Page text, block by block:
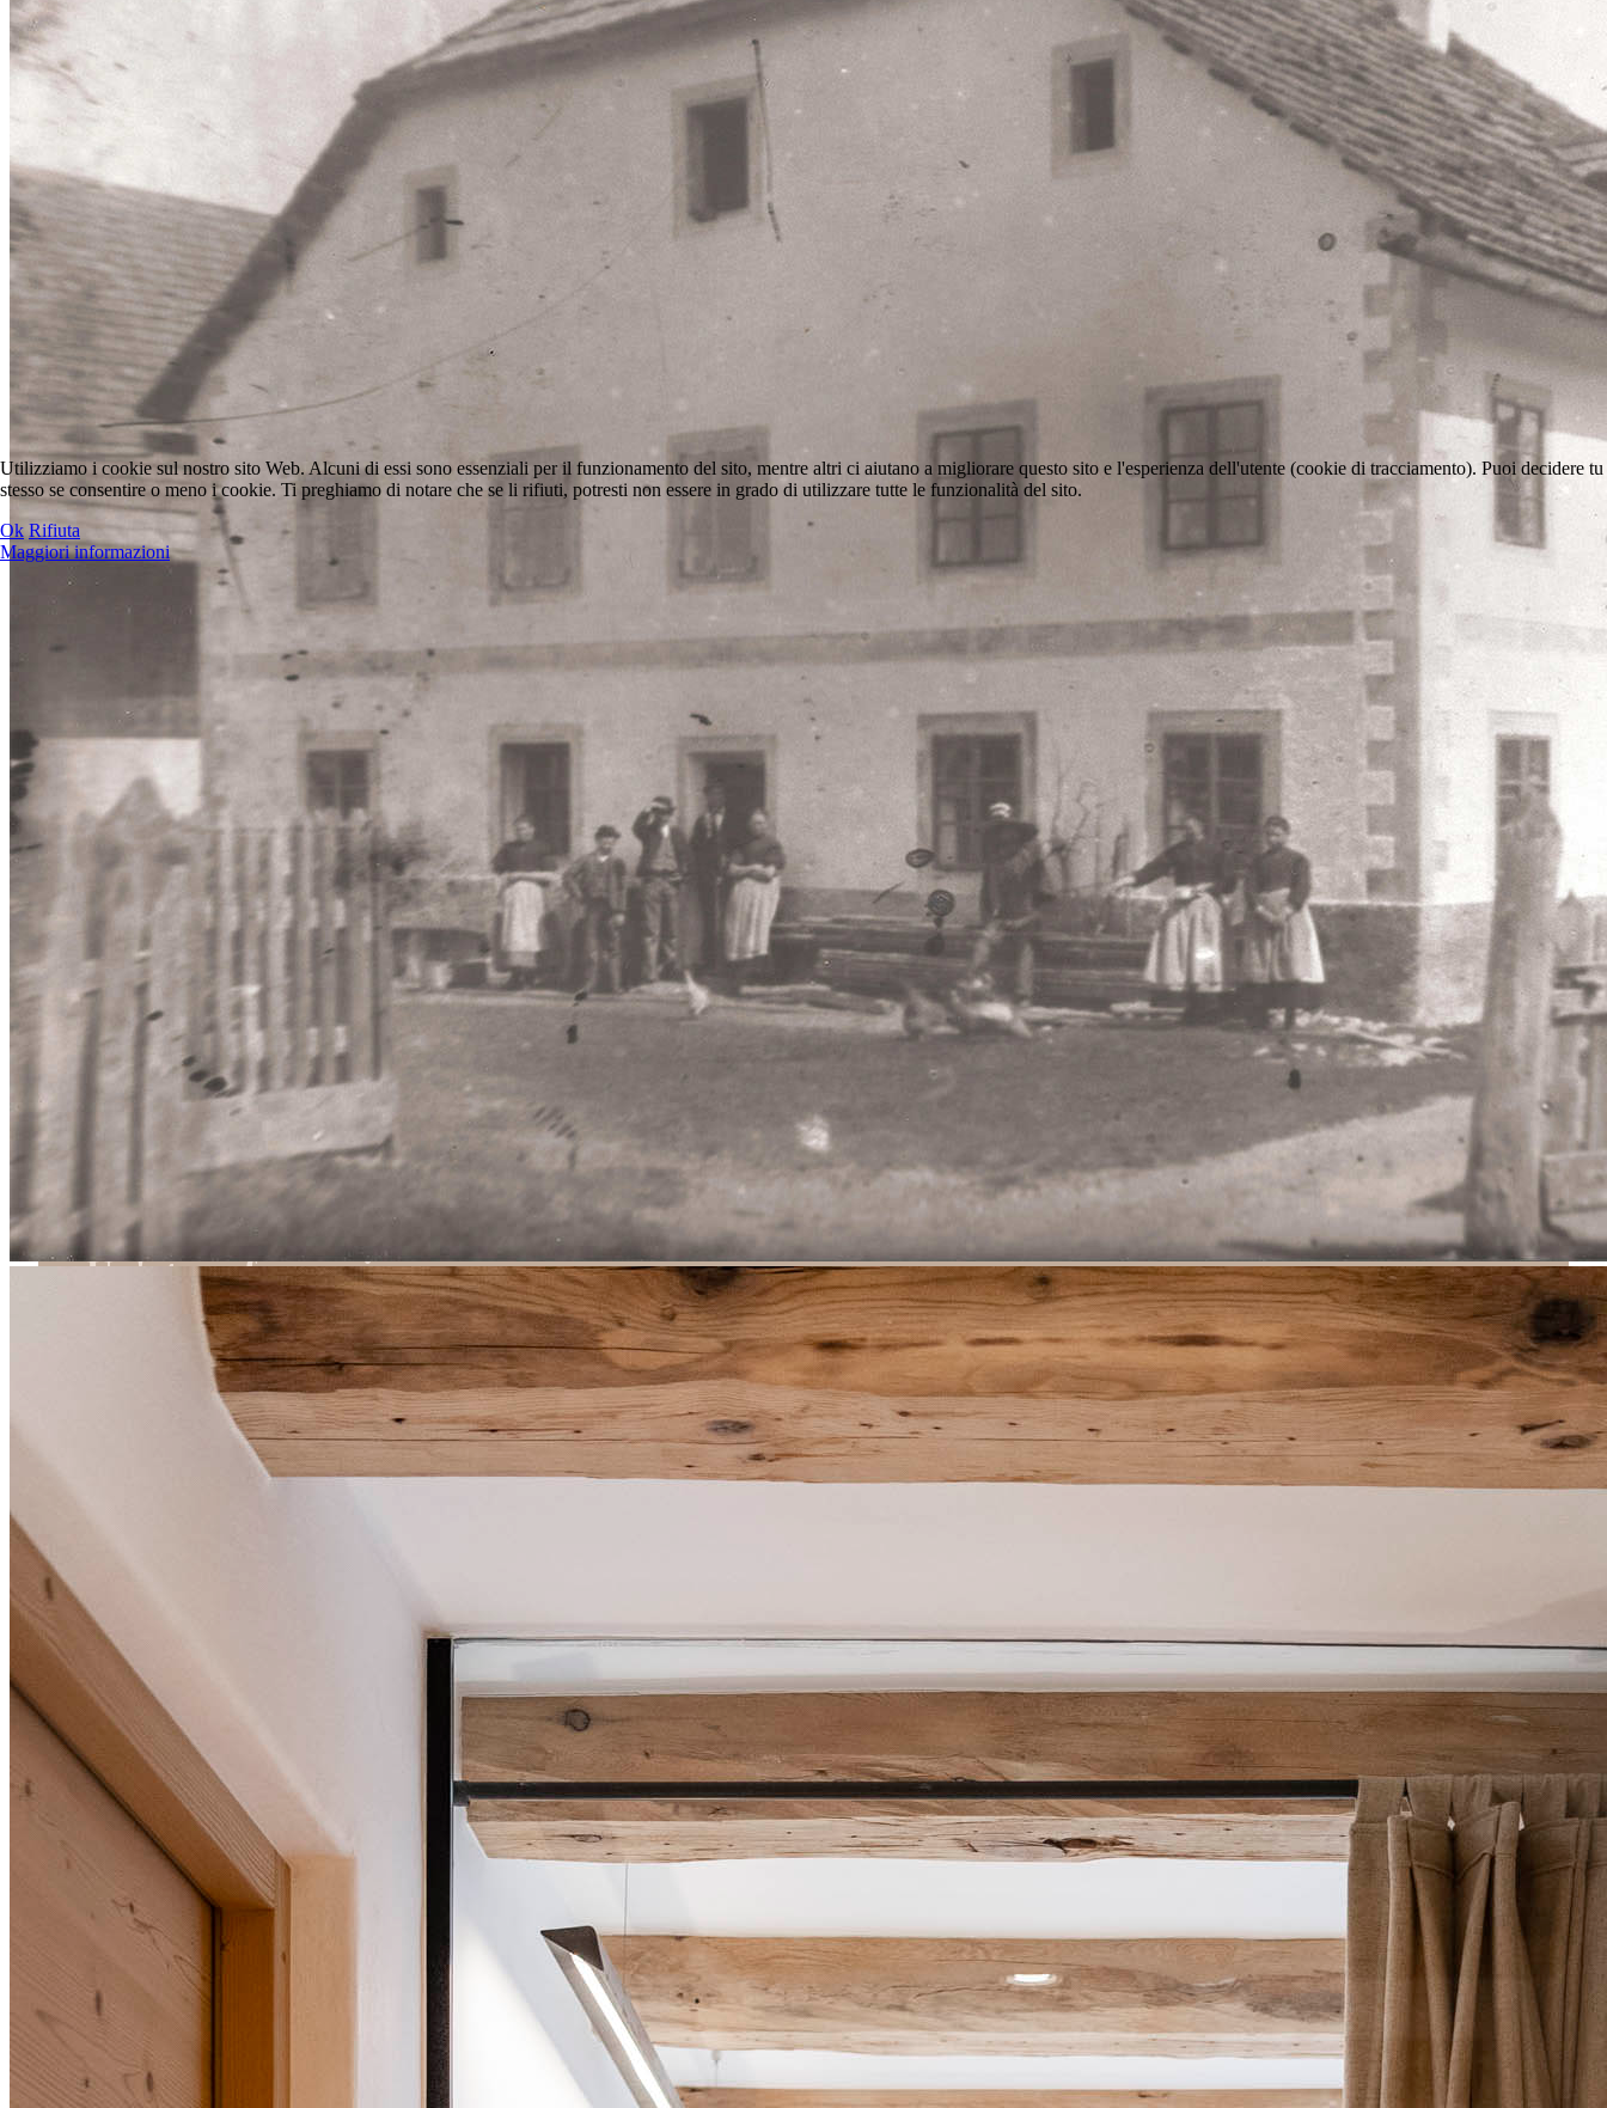
Un'atmosfera unica
Utilizziamo i cookie sul nostro sito Web. Alcuni di essi sono essenziali per il funzionamento del sito, mentre altri ci aiutano a migliorare questo sito e l'esperienza dell'utente (cookie di tracciamento). Puoi decidere tu
stesso se consentire o meno i cookie. Ti preghiamo di notare che se li rifiuti, potresti non essere in grado di utilizzare tutte le funzionalità del sito.
Ok Rifiuta
Maggiori informazioni